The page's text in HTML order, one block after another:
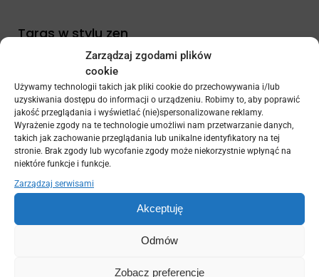
Zarządzaj zgodami plików
cookie
Używamy technologii takich jak pliki cookie do przechowywania i/lub
uzyskiwania dostępu do informacji o urządzeniu. Robimy to, aby poprawić
jakość przeglądania i wyświetlać (nie)spersonalizowane reklamy.
Wyrażenie zgody na te technologie umożliwi nam przetwarzanie danych,
takich jak zachowanie przeglądania lub unikalne identyfikatory na tej
stronie. Brak zgody lub wycofanie zgody może niekorzystnie wpłynąć na
niektóre funkcje i funkcje.
Zarządzaj serwisami
Akceptuję
Odmów
Zobacz preferencje
Taras w stylu zen
Dla tych, którzy preferują spokojne i harmonijne
przestrzenie, idealnym przykładem może być taras
urządzony w stylu zen. Użycie naturalnych
materiałów, takich jak drewno i kamień, w połączeniu
z minimalistycznymi meblami oraz roślinnością
sprawia, że przestrzeń staje się miejscem
odprężenia. Właściciele tego tarasu postawili na
prostotę – kilka donic z zielonymi roślinami oraz stół
do medytacji tworzą idealne warunki do relaksu i
Taras jako przedłużenie wnętrza
Warto również zwrócić uwagę na przykład tarasu,